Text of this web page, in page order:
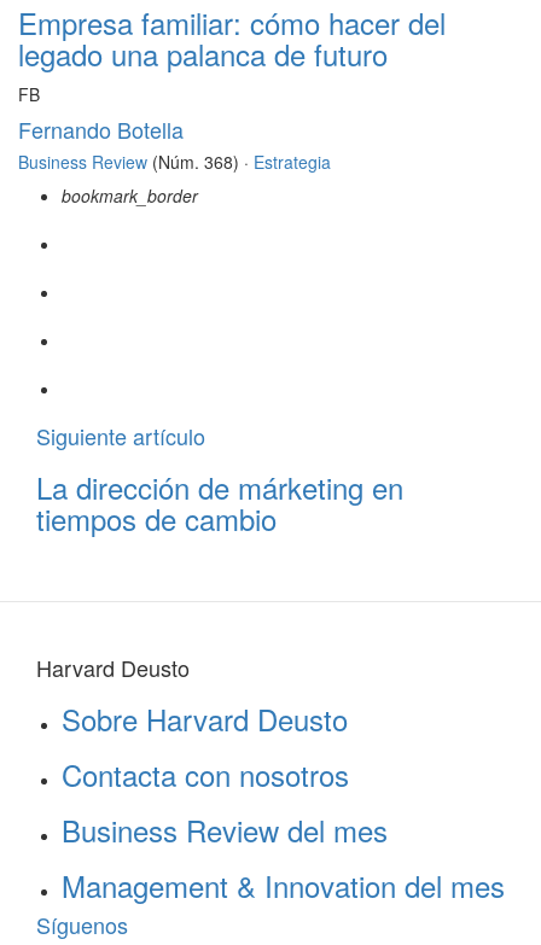
Empresa familiar: cómo hacer del
legado una palanca de futuro
FB
Fernando Botella
Business Review (Núm. 368) · Estrategia
bookmark_border
Siguiente artículo
La dirección de márketing en
tiempos de cambio
Harvard Deusto
Sobre Harvard Deusto
Contacta con nosotros
Business Review del mes
Management & Innovation del mes
Síguenos